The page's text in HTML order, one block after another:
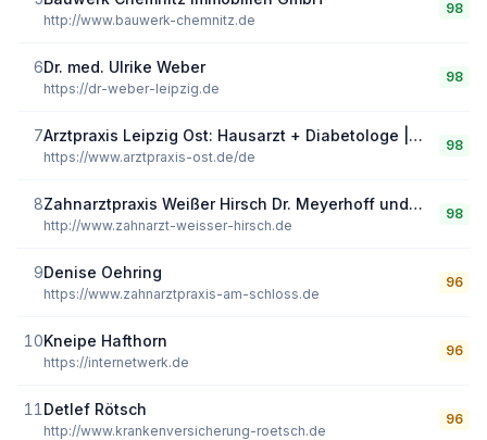
http://www.bauwerk-chemnitz.de
98
6Dr. med. Ulrike Weber
https://dr-weber-leipzig.de
98
7 Arztpraxis Leipzig Ost: Hausarzt + Diabetologe | Dr.Otte & Buchmann
https://www.arztpraxis-ost.de/de
98
8 Zahnarztpraxis Weißer Hirsch Dr. Meyerhoff und Kollegen, Praxis für Implantologie und Endondontie
http://www.zahnarzt-weisser-hirsch.de
98
9Denise Oehring
https://www.zahnarztpraxis-am-schloss.de
96
10Kneipe Hafthorn
https://internetwerk.de
96
11 Detlef Rötsch
http://www.krankenversicherung-roetsch.de
96